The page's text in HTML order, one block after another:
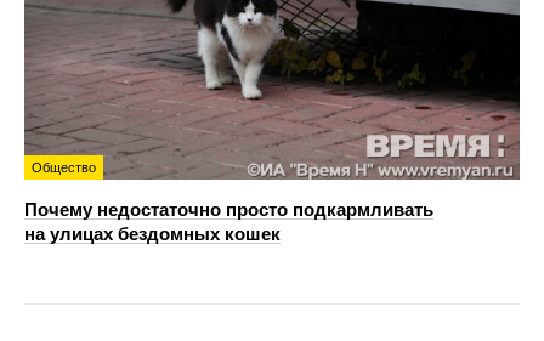
Общество
Почему недостаточно просто подкармливать
на улицах бездомных кошек